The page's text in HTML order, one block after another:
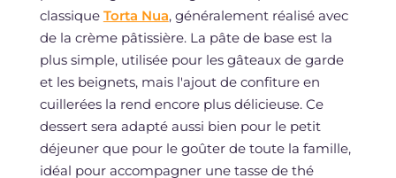
classique Torta Nua, généralement réalisé avec
de la crème pâtissière. La pâte de base est la
plus simple, utilisée pour les gâteaux de garde
et les beignets, mais l'ajout de confiture en
cuillerées la rend encore plus délicieuse. Ce
dessert sera adapté aussi bien pour le petit
déjeuner que pour le goûter de toute la famille,
idéal pour accompagner une tasse de thé